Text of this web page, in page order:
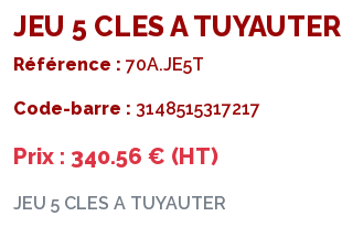
JEU 5 CLES A TUYAUTER
Référence : 70A.JE5T
Code-barre : 3148515317217
Prix : 340.56 € (HT)
JEU 5 CLES A TUYAUTER